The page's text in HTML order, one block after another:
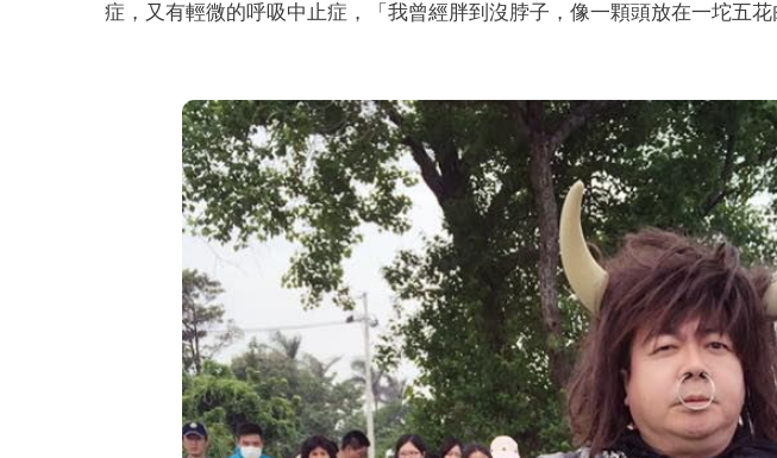
症，又有輕微的呼吸中止症，「我曾經胖到沒脖子，像一顆頭放在一坨五花